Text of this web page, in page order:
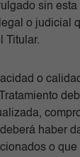
sin esta
o judicial
Titular.
o
haber
o que